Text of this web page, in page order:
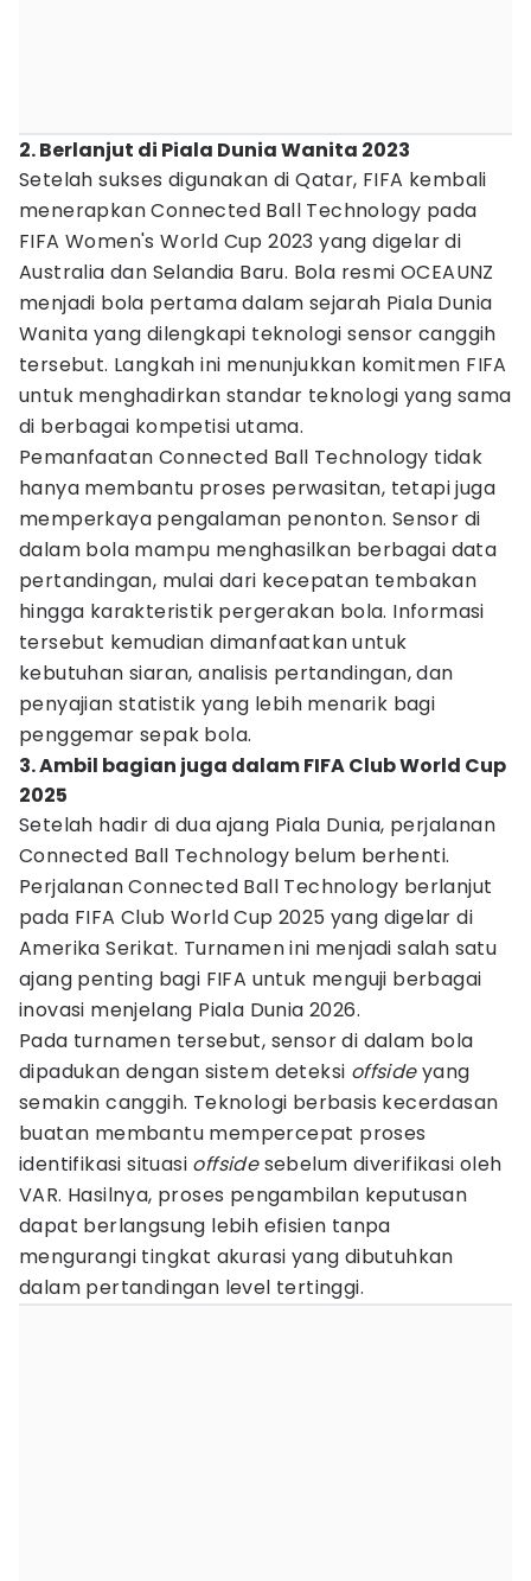
2. Berlanjut di Piala Dunia Wanita 2023
Setelah sukses digunakan di Qatar, FIFA kembali
menerapkan Connected Ball Technology pada
FIFA Women's World Cup 2023 yang digelar di
Australia dan Selandia Baru. Bola resmi OCEAUNZ
menjadi bola pertama dalam sejarah Piala Dunia
Wanita yang dilengkapi teknologi sensor canggih
tersebut. Langkah ini menunjukkan komitmen FIFA
untuk menghadirkan standar teknologi yang sama
di berbagai kompetisi utama.
Pemanfaatan Connected Ball Technology tidak
hanya membantu proses perwasitan, tetapi juga
memperkaya pengalaman penonton. Sensor di
dalam bola mampu menghasilkan berbagai data
pertandingan, mulai dari kecepatan tembakan
hingga karakteristik pergerakan bola. Informasi
tersebut kemudian dimanfaatkan untuk
kebutuhan siaran, analisis pertandingan, dan
penyajian statistik yang lebih menarik bagi
penggemar sepak bola.
3. Ambil bagian juga dalam FIFA Club World Cup
2025
Setelah hadir di dua ajang Piala Dunia, perjalanan
Connected Ball Technology belum berhenti.
Perjalanan Connected Ball Technology berlanjut
pada FIFA Club World Cup 2025 yang digelar di
Amerika Serikat. Turnamen ini menjadi salah satu
ajang penting bagi FIFA untuk menguji berbagai
inovasi menjelang Piala Dunia 2026.
Pada turnamen tersebut, sensor di dalam bola
dipadukan dengan sistem deteksi offsideyang
semakin canggih. Teknologi berbasis kecerdasan
buatan membantu mempercepat proses
identifikasi situasi offsidesebelum diverifikasi oleh
VAR. Hasilnya, proses pengambilan keputusan
dapat berlangsung lebih efisien tanpa
mengurangi tingkat akurasi yang dibutuhkan
dalam pertandingan level tertinggi.